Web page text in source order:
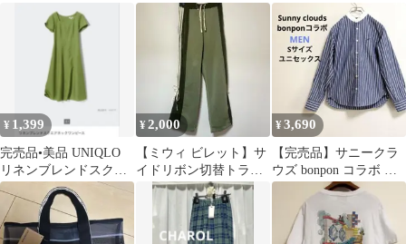
ート 廃盤品 完売品 入
完売品
ショートカーデ
¥ 1,399
完売品•美品 UNIQLO
リネンブレンドスクエ
アネックワンピース S
グリーン
¥2,000
【ミウィ ビレット】サ
イドリボン切替トラッ
クパンツ M カーキ 古
¥3,690
【完売品】サニークラ
ウズ bonpon コラボ ス
トライプシャツ S メガ
ネ刺繍